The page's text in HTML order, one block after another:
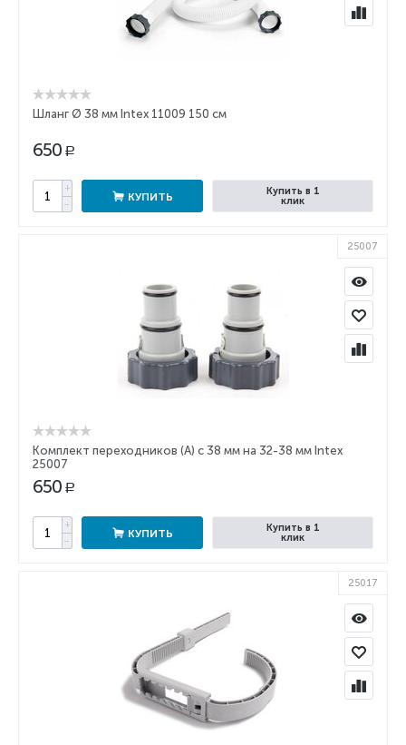
Шланг Ø 38 мм Intex 11009 150 см
650 Р
+
−
КУПИТЬ
Купить в 1
клик
25007
Комплект переходников (А) с 38 мм на 32-38 мм Intex
25007
650 Р
+
−
КУПИТЬ
Купить в 1
клик
25017